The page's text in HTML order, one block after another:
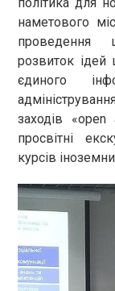
наметового
проведення
розвиток ідей
єдиного
заходів «open
просвітні
курсів